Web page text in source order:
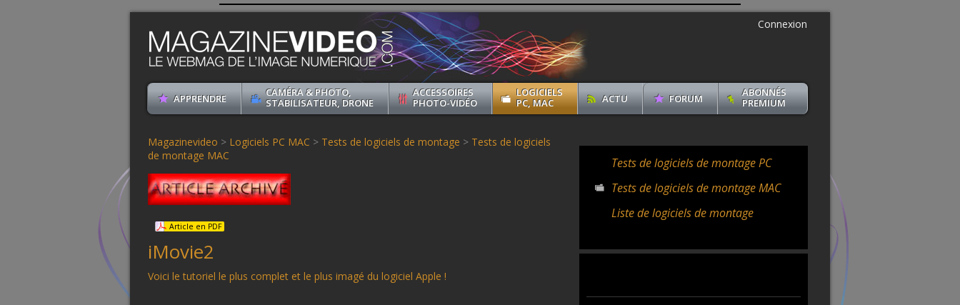
Connexion
APPRENDRE
CAMÉRA & PHOTO,
STABILISATEUR, DRONE
ACCESSOIRES
PHOTO-VIDÉO
LOGICIELS
PC, MAC
ACTU FORUM
ABONNÉS
PREMIUM
Magazinevideo > Logiciels PC MAC > Tests de logiciels de montage > Tests de logiciels
de montage MAC
Article en PDF
iMovie2
Voici le tutoriel le plus complet et le plus imagé du logiciel Apple !
Tests de logiciels de montage PC
Tests de logiciels de montage MAC
Liste de logiciels de montage